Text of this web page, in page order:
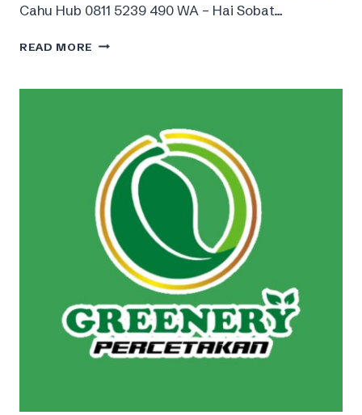
Cahu Hub 0811 5239 490 WA – Hai Sobat…
READ MORE PENGADAAN
LAPORAN
PURUK
CAHU